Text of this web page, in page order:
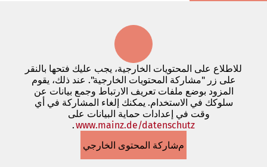
للاطلاع على المحتويات الخارجية، يجب عليك فتحها بالنقر
على زر "مشاركة المحتويات الخارجية". عند ذلك، يقوم
المزود بوضع ملفات تعريف الارتباط وجمع بيانات عن
سلوكك في الاستخدام. يمكنك إلغاء المشاركة في أي
وقت في إعدادات حماية البيانات على
www.mainz.de/datenschutz(يفتح.
مشاركة المحتوى الخارجي